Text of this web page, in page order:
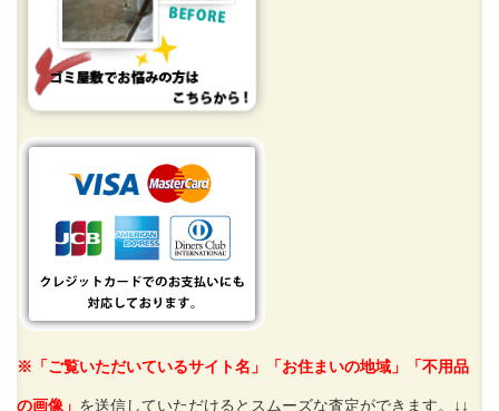
※「ご覧いただいているサイト名」「お住まいの地域」「不用品
の画像」 を送信していただけるとスムーズな査定ができます。↓↓